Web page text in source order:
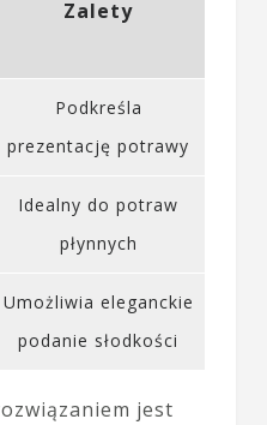
Zalety
Podkreśla
prezentację potrawy
Idealny do potraw
płynnych
Umożliwia eleganckie
podanie słodkości
jest